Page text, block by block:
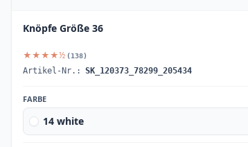
Knöpfe Größe 36
★★★★½ (138)
Artikel-Nr.: SK_120373_78299_205434
FARBE
14 white